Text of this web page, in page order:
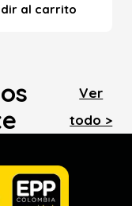
al carrito
Ver
todo >